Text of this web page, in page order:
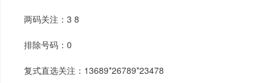
两码关注：3 8
排除号码：0
复式直选关注：13689*26789*23478